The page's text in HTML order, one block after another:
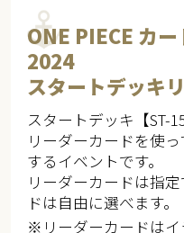
ONE PIECE カ
2024
スタートデッキ
スタートデッキ【ST-
リーダーカードを使
するイベントです。
リーダーカードは指
ドは自由に選べます。
※リーダーカードはイ